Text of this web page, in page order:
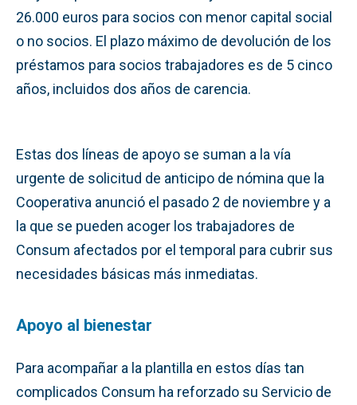
26.000 euros para socios con menor capital social
o no socios. El plazo máximo de devolución de los
préstamos para socios trabajadores es de 5 cinco
años, incluidos dos años de carencia.
Estas dos líneas de apoyo se suman a la vía
urgente de solicitud de anticipo de nómina que la
Cooperativa anunció el pasado 2 de noviembre y a
la que se pueden acoger los trabajadores de
Consum afectados por el temporal para cubrir sus
necesidades básicas más inmediatas.
Apoyo al bienestar
Para acompañar a la plantilla en estos días tan
complicados Consum ha reforzado su Servicio de